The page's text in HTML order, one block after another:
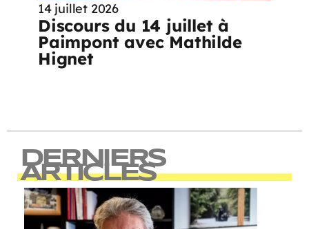
14 juillet 2026
Discours du 14 juillet à
Paimpont avec Mathilde
Hignet
DERNIERS
ARTICLES